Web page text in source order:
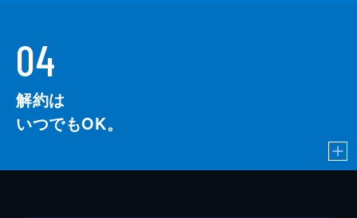
04
解約は
いつでもOK。